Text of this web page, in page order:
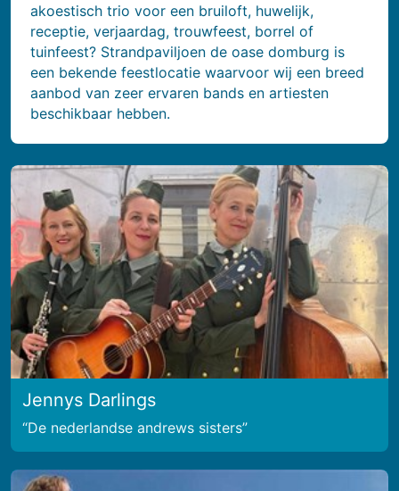
akoestisch trio voor een bruiloft, huwelijk,
receptie, verjaardag, trouwfeest, borrel of
tuinfeest? Strandpaviljoen de oase domburg is
een bekende feestlocatie waarvoor wij een breed
aanbod van zeer ervaren bands en artiesten
beschikbaar hebben.
Jennys Darlings
De nederlandse andrews sisters